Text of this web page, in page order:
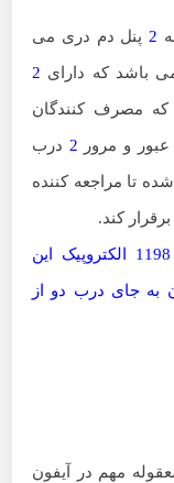
2پنل دم دری می
باشد که دارای 2
مصرف کنندگان
عبور و مرور 2 درب
تا مراجعه کننده
کند.
*نکته خیلی مهم درمورد آیفون تصویری 1198 الکتروپیک این
جای درب دو از
مهم در آیفون